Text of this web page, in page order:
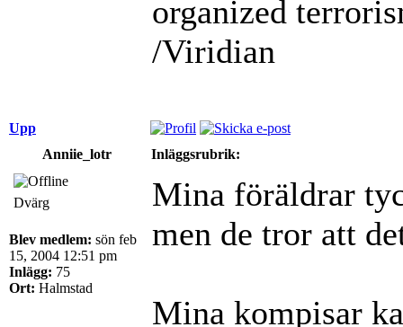
organized
/Viridian
Upp
Anniie_lotr
Inläggsrubrik:
Dvärg
Blev medlem: sön feb
15, 2004 12:51 pm
Inlägg: 75
Ort: Halmstad
Mina föräldrar
men de tror att
Mina kompisar